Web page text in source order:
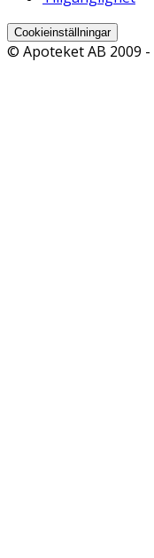
Cookieinställningar
© Apoteket AB 2009 -